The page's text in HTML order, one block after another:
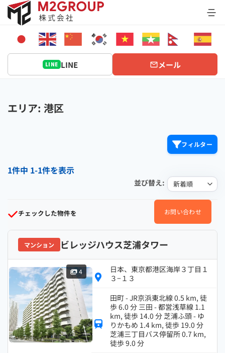
Bỏ
qua
dung
LINE LINE メール
エリア: 港区
フィルター
1件中 1-1件を表示
並び替え:
チェックした物件を お問い合わせ
マンション ビレッジハウス芝浦タワー
4
日本、東京都港区海岸３丁目１
３−１３
田町 - JR京浜東北線 0.5 km, 徒
歩 6.0 分 三田 - 都営浅草線 1.1
km, 徒歩 14.0 分 芝浦ふ頭 - ゆ
りかもめ 1.4 km, 徒歩 19.0 分
芝浦三丁目バス停留所 0.7 km,
徒歩 9.0 分